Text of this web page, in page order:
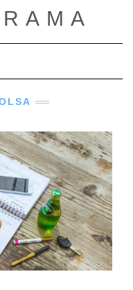
modo de navegación